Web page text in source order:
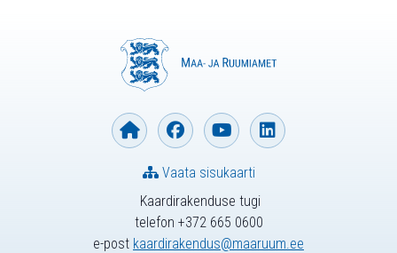
Kaardirakenduse tugi
telefon +372 665 0600
e-post kaardirakendus@maaruum.ee
Vaata sisukaarti